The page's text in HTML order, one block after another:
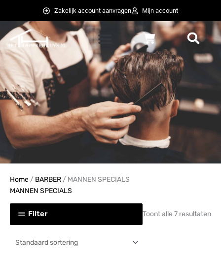
inhoud
Zakelijk account aanvragen Mijn account
Winkelwagen
Home / BARBER / MANNEN SPECIALS
MANNEN SPECIALS
Filter Toont alle 7 resultaten